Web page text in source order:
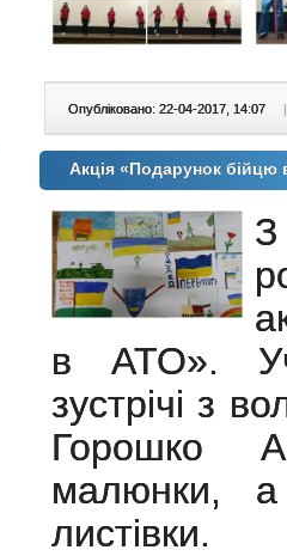
Опубліковано: 22-04-2017, 14:07 |
Акція «Подарунок
З
в АТО».
зустрічі з
Горошко
малюнки, а
листівки.